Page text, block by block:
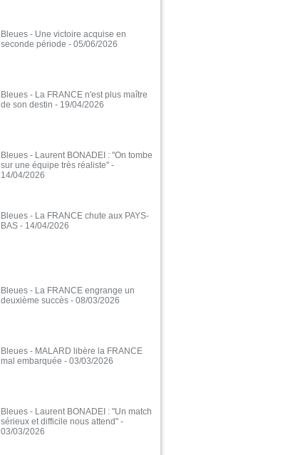
Bleues - Une victoire acquise en
seconde période - 05/06/2026
Bleues - La FRANCE n'est plus maître
de son destin - 19/04/2026
Bleues - Laurent BONADEI : "On tombe
sur une équipe très réaliste" -
14/04/2026
Bleues - La FRANCE chute aux PAYS-
BAS - 14/04/2026
Bleues - La FRANCE engrange un
deuxième succès - 08/03/2026
Bleues - MALARD libère la FRANCE
mal embarquée - 03/03/2026
Bleues - Laurent BONADEI : "Un match
sérieux et difficile nous attend" -
03/03/2026